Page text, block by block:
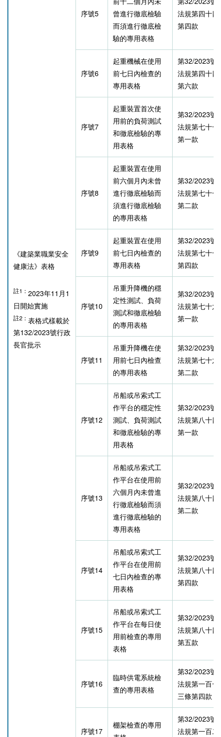
《建築業職業安全
健康法》表格
註1： 2023年11月1
日開始實施
註2： 表格式樣載於
第132/2023號行政
長官批示
序號5
曾進行徹底檢驗
而須進行徹底檢
驗的專用表格
法規第四十四
第四款
序號6
起重機械在使用
前七日內檢查的
專用表格
第32/2023號
法規第四十四
第六款
序號7
起重裝置首次使
用前的負荷測試
和徹底檢驗的專
用表格
第32/2023號
法規第七十一
第一款
序號8
起重裝置在使用
前六個月內未曾
進行徹底檢驗而
須進行徹底檢驗
的專用表格
第32/2023號
法規第七十一
第二款
序號9
起重裝置在使用
前七日內檢查的
專用表格
第32/2023號
法規第七十一
第四款
序號10
吊重升降機的穩
定性測試、負荷
測試和徹底檢驗
的專用表格
第32/2023號
法規第七十六
第一款
序號11
吊重升降機在使
用前七日內檢查
的專用表格
第32/2023號
法規第七十六
第二款
序號12
吊船或吊索式工
作平台的穩定性
測試、負荷測試
和徹底檢驗的專
用表格
第32/2023號
法規第八十四
第一款
序號13
吊船或吊索式工
作平台在使用前
六個月內未曾進
行徹底檢驗而須
進行徹底檢驗的
專用表格
第32/2023號
法規第八十四
第二款
序號14
吊船或吊索式工
作平台在使用前
七日內檢查的專
用表格
第32/2023號
法規第八十四
第四款
序號15
吊船或吊索式工
作平台在每日使
用前檢查的專用
表格
第32/2023號
法規第八十四
第五款
序號16
臨時供電系統檢
查的專用表格
第32/2023號
法規第一百一
三條第四款
序號17
棚架檢查的專用
第32/2023號
法規第一百二